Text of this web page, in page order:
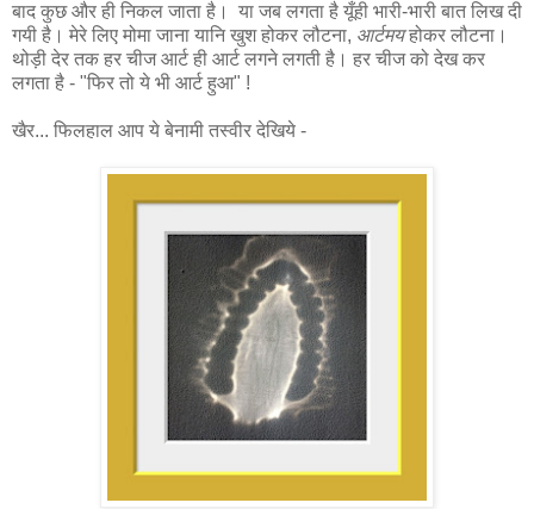
बाद कुछ और ही निकल जाता है। या जब लगता है यूँही भारी-भारी बात लिख दी
गयी है। मेरे लिए मोमा जाना यानि खुश होकर लौटना, आर्टमयहोकर लौटना।
थोड़ी देर तक हर चीज आर्ट ही आर्ट लगने लगती है। हर चीज को देख कर
लगता है - "फिर तो ये भी आर्ट हुआ" !
खैर... फिलहाल आप ये बेनामी तस्वीर देखिये -